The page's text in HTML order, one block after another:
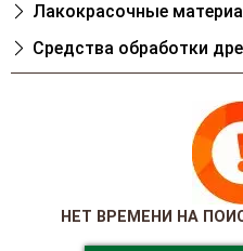
Лакокрасочные
Cредства обработки
НЕТ ВРЕМЕНИ НА